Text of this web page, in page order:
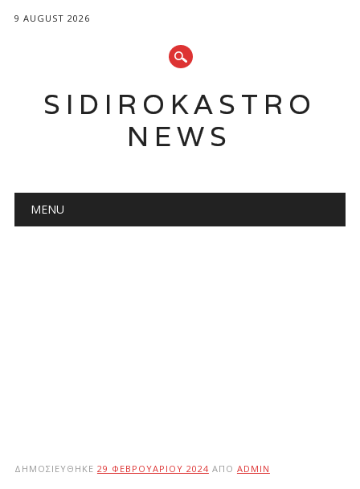
9 AUGUST 2026
SIDIROKASTRO
NEWS
Main menu
MENU
ΔΗΜΟΣΙΕΎΘΗΚΕ 29 ΦΕΒΡΟΥΑΡΊΟΥ 2024 ΑΠΌ ADMIN